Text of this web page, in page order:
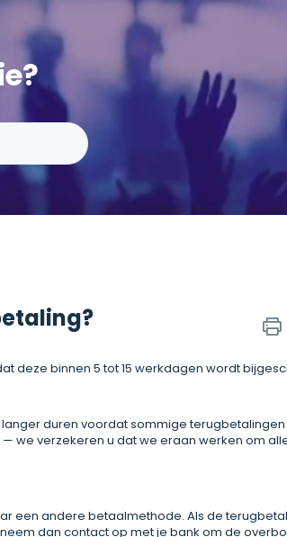
deze binnen 5 tot 15 werkdagen wordt
duren voordat sommige
we verzekeren u dat we eraan werken om
een andere betaalmethode. Als de
dan contact op met je bank om de